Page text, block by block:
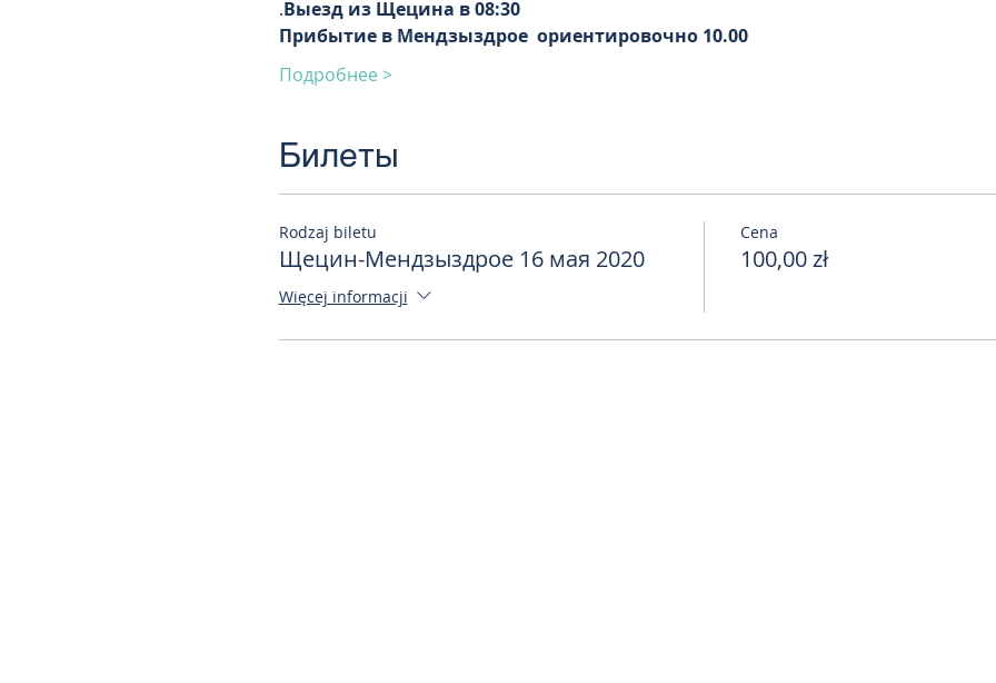
.Выезд из Щецина в 08:30
Прибытие в Мендзыздрое  ориентировочно 10.00
Подробнее >
Билеты
Rodzaj biletu
Щецин-Мендзыздрое 16 мая 2020
Więcej informacji
Cena
100,00 zł